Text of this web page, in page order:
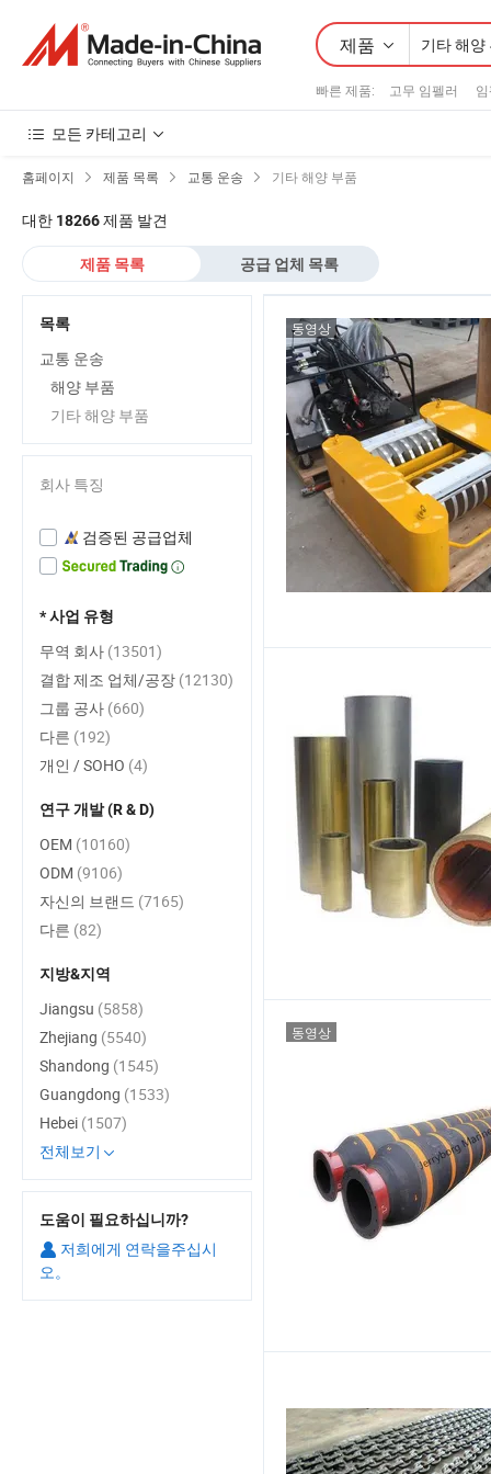
제품
빠른 제품: 고무 임펠러
모든 카테고리
홈페이지 제품 목록 교통 운송 기타 해양 부품
대한 18266제품 발견
제품 목록 공급 업체 목록
동영상
동영상
목록
교통 운송
해양 부품
기타 해양 부품
회사 특징
검증된 공급업체
* 사업 유형
무역 회사 (13501)
결합 제조 업체/공장 (12130)
그룹 공사 (660)
다른 (192)
개인 / SOHO (4)
연구 개발 (R & D)
OEM (10160)
ODM (9106)
자신의 브랜드 (7165)
다른 (82)
지방&지역
Jiangsu (5858)
Zhejiang (5540)
Shandong (1545)
Guangdong (1533)
Hebei (1507)
전체보기
도움이 필요하십니까?
저희에게 연락을주십시
오。